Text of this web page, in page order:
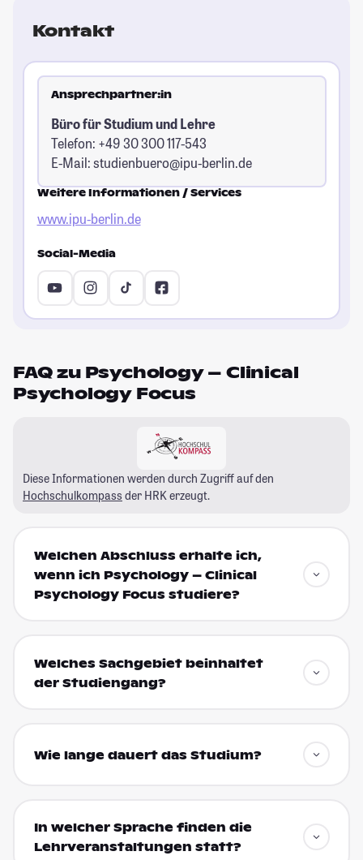
Kontakt
Ansprechpartner:in
Büro für Studium und Lehre
Telefon: +49 30 300 117-543
E-Mail:studienbuero@ipu-berlin.de
Weitere Informationen / Services
www.ipu-berlin.de
Social-Media
FAQ zu Psychology – Clinical
Psychology Focus
Diese Informationen werden durch Zugriff auf den
Hochschulkompass der HRK erzeugt.
Welchen Abschluss erhalte ich,
wenn ich Psychology – Clinical
Psychology Focus studiere?
Welches Sachgebiet beinhaltet
der Studiengang?
Wie lange dauert das Studium?
In welcher Sprache finden die
Lehrveranstaltungen statt?